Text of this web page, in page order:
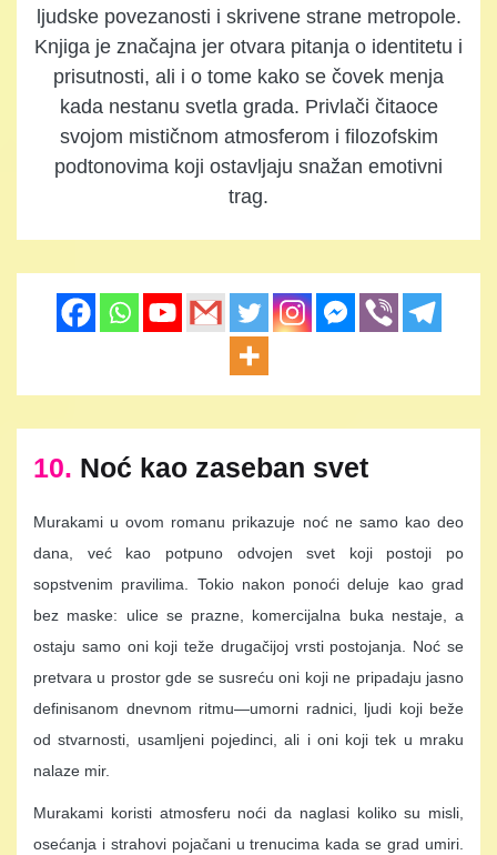
ljudske povezanosti i skrivene strane metropole.
Knjiga je značajna jer otvara pitanja o identitetu i
prisutnosti, ali i o tome kako se čovek menja
kada nestanu svetla grada. Privlači čitaoce
svojom mističnom atmosferom i filozofskim
podtonovima koji ostavljaju snažan emotivni
trag.
10. Noć kao zaseban svet
Murakami u ovom romanu prikazuje noć ne samo kao deo
dana, već kao potpuno odvojen svet koji postoji po
sopstvenim pravilima. Tokio nakon ponoći deluje kao grad
bez maske: ulice se prazne, komercijalna buka nestaje, a
ostaju samo oni koji teže drugačijoj vrsti postojanja. Noć se
pretvara u prostor gde se susreću oni koji ne pripadaju jasno
definisanom dnevnom ritmu—umorni radnici, ljudi koji beže
od stvarnosti, usamljeni pojedinci, ali i oni koji tek u mraku
nalaze mir.
Murakami koristi atmosferu noći da naglasi koliko su misli,
osećanja i strahovi pojačani u trenucima kada se grad umiri.